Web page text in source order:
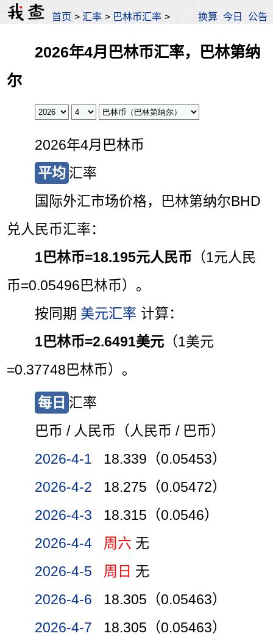
首页 >汇率 > 巴林币汇率 > 换算 今日 公告
2026年4月巴林币汇率，巴林第纳
尔
2026年4月巴林币
平均 汇率
国际外汇市场价格，巴林第纳尔BHD
兑人民币汇率：
1巴林币=18.195元人民币 （1元人民
币=0.05496巴林币）。
按同期 美元汇率 计算：
1巴林币=2.6491美元 （1美元
=0.37748巴林币）。
每日 汇率
巴币 / 人民币（人民币 / 巴币）
2026-4-1
18.339（0.05453）
2026-4-2
18.275（0.05472）
2026-4-3
18.315（0.0546）
2026-4-4
周六 无
2026-4-5
周日 无
2026-4-6
18.305（0.05463）
2026-4-7
18.305（0.05463）